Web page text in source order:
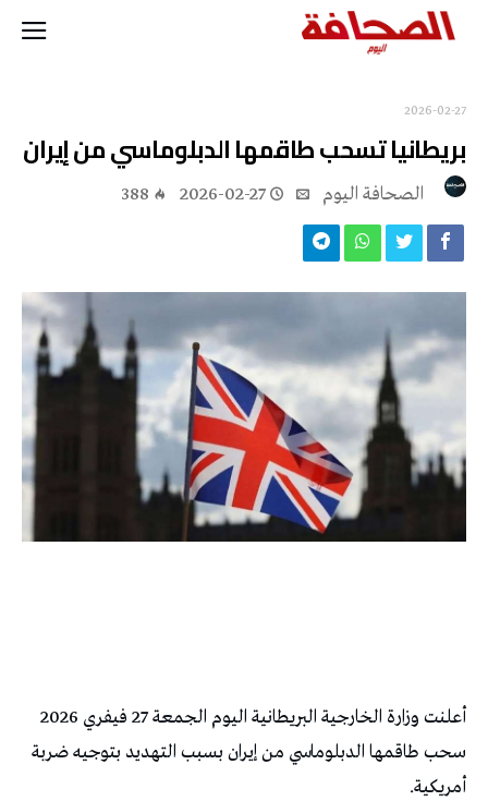
2026-02-27
بريطانيا تسحب طاقمها الدبلوماسي من إيران
2026-02-27
388
أعلنت وزارة الخارجية البريطانية اليوم الجمعة 27 فيفري 2026
سحب طاقمها الدبلوماسي من إيران بسبب التهديد بتوجيه ضربة
أمريكية.